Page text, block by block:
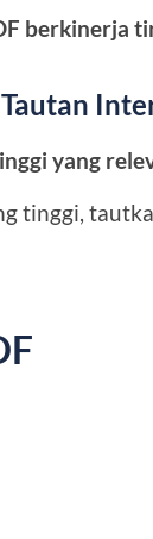
berkinerja
yang
tinggi,